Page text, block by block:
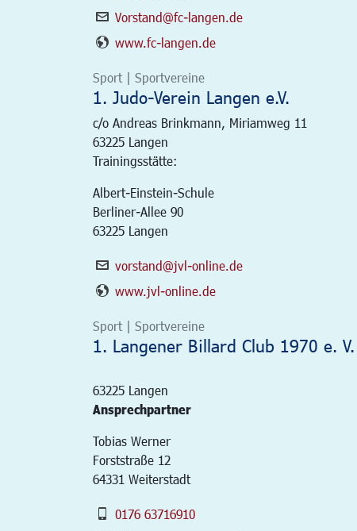
Vorstand@fc-langen.de
www.fc-langen.de
Sport | Sportvereine
1. Judo-Verein Langen e.V.
c/o Andreas Brinkmann, Miriamweg 11
63225 Langen
Trainingsstätte:
Albert-Einstein-Schule
Berliner-Allee 90
63225 Langen
vorstand@jvl-online.de
www.jvl-online.de
Sport | Sportvereine
1. Langener Billard Club 1970 e. V.
63225 Langen
Ansprechpartner
Tobias Werner
Forststraße 12
64331 Weiterstadt
0176 63716910